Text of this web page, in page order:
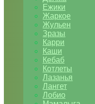
Ежики
Жаркое
Жульен
Зразы
Карри
Каши
Кебаб
Котлеты
Лазанья
Лангет
Лобио